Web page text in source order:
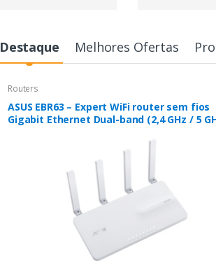
Destaque Melhores Ofertas
Routers
ASUS EBR63 – Expert WiFi router sem fios
Gigabit Ethernet Dual-band (2,4 GHz / 5